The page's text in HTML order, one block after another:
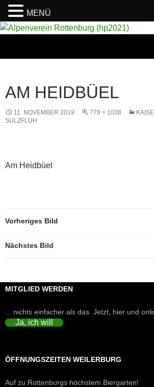
AM HEIDBÜEL
11. NOVEMBER 2019 778 × 1038
SULZFLUH
Am Heidbüel
Vorheriges Bild
Nächstes Bild
MITGLIED WERDEN
... nichts einfacher als das. Jetzt, hier und
Ja, ich will
ÖFFNUNGSZEITEN WEILERBURG
Auf zu Rottenburgs höchstem Biergarten!
MENÜ